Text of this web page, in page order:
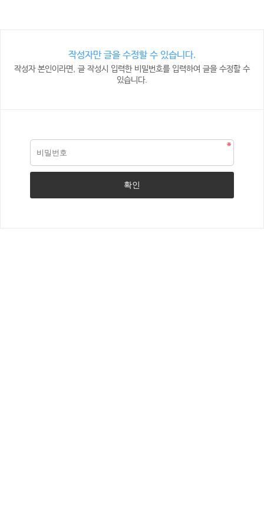
작성자만 글을 수정할 수 있습니다.
작성자 본인이라면, 글 작성시 입력한 비밀번호를 입력하여 글을 수정할 수
있습니다.